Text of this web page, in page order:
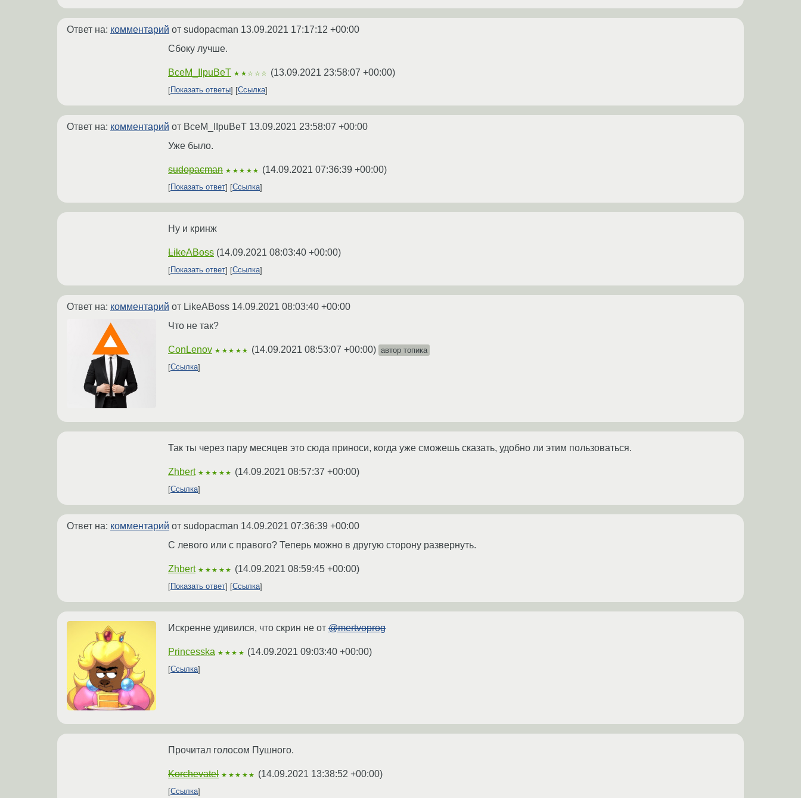
Ответ на: комментарий от sudopacman 13.09.2021 17:17:12 +00:00
Сбоку лучше.
BceM_IIpuBeT ★★☆☆☆ (13.09.2021 23:58:07 +00:00)
Показать ответы Ссылка
Ответ на: комментарий от BceM_IIpuBeT 13.09.2021 23:58:07 +00:00
Уже было.
sudopacman ★★★★★ (14.09.2021 07:36:39 +00:00)
Показать ответ Ссылка
Ну и кринж
LikeABoss (14.09.2021 08:03:40 +00:00)
Показать ответ Ссылка
Ответ на: комментарий от LikeABoss 14.09.2021 08:03:40 +00:00
Что не так?
ConLenov ★★★★★ (14.09.2021 08:53:07 +00:00) автор топика
Ссылка
Так ты через пару месяцев это сюда приноси, когда уже сможешь сказать, удобно ли этим пользоваться.
Zhbert ★★★★★ (14.09.2021 08:57:37 +00:00)
Ссылка
Ответ на: комментарий от sudopacman 14.09.2021 07:36:39 +00:00
С левого или с правого? Теперь можно в другую сторону развернуть.
Zhbert ★★★★★ (14.09.2021 08:59:45 +00:00)
Показать ответ Ссылка
Искренне удивился, что скрин не от @mertvoprog
Princesska ★★★★ (14.09.2021 09:03:40 +00:00)
Ссылка
Прочитал голосом Пушного.
Korchevatel ★★★★★ (14.09.2021 13:38:52 +00:00)
Ссылка